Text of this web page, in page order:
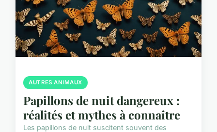
AUTRES ANIMAUX
Papillons de nuit dangereux :
réalités et mythes à connaître
Les papillons de nuit suscitent souvent des